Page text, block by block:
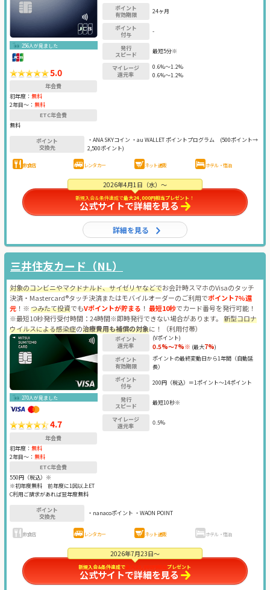
256人が見ました
5.0
年会費
初年度： 無料
2年目〜： 無料
ETC年会費
無料
ポイント
有効期限
24ヶ月
ポイント
付与
-
発行
スピード
最短5分※
マイレージ
還元率
0.6%～1.2%
0.6%～1.2%
ポイント
交換先
・ANA SKYコイン ・au WALLET ポイントプログラム (500ポイント→
2,500ポイント)
飲食店 レンタカー ネット通販 ホテル・宿泊
新規入会＆条件達成で最大24,000円相当プレゼント ！
2026年4月1日（水）～
公式サイトで詳細を見る
詳細を見る
三井住友カード（NL）
対象のコンビニやマクドナルド、サイゼリヤなどでお会計時スマホのVisaのタッチ
決済・Mastercard®タッチ決済またはモバイルオーダーのご利用でポイント7%還
元 ！※つみたて投資でもVポイントが貯まる ！ 最短10秒でカード番号を発行可能！
※最短10秒発行受付時間：24時間※即時発行できない場合があります。 新型コロナ
ウイルスによる感染症の治療費用も補償の対象に！（利用付帯）
270人が見ました
4.7
年会費
初年度： 無料
2年目〜： 無料
ETC年会費
550円（税込）※
※初年度無料 前年度に1回以上ET
C利用ご請求があれば翌年度無料
ポイント
還元率
(Vポイント)
0.5%～7%※ (最大7%)
ポイント
有効期限
ポイントの最終変動日から1年間（自動延
長）
ポイント
付与
200円（税込）＝1ポイント～14ポイント
発行
スピード
最短10秒※
マイレージ
還元率
0.5%
ポイント
交換先
・nanacoポイント ・WAON POINT
飲食店 レンタカー ネット通販 ホテル・宿泊
新規入会&条件達成で プレゼント
2026年7月23日～
公式サイトで詳細を見る